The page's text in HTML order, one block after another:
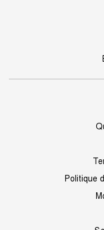
Politique